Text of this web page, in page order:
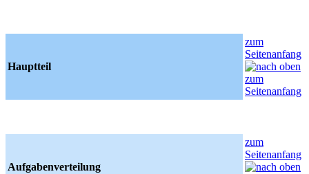
Hauptteil
zum
Seitenanfang
Aufgabenverteilung
zum
Seitenanfang